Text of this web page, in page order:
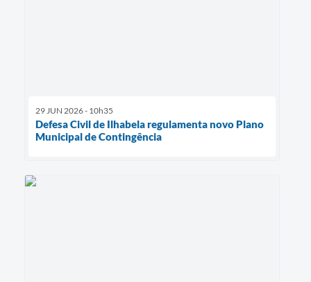
29 JUN 2026 - 10h35
Defesa Civil de Ilhabela regulamenta novo Plano
Municipal de Contingência